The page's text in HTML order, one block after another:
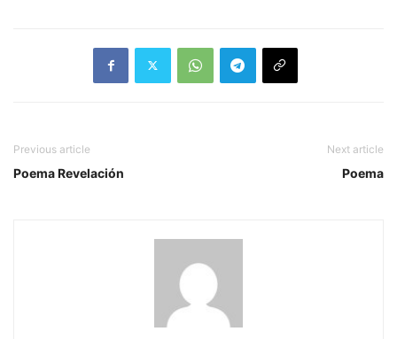
Previous article
Poema Revelación
Next article
Poema